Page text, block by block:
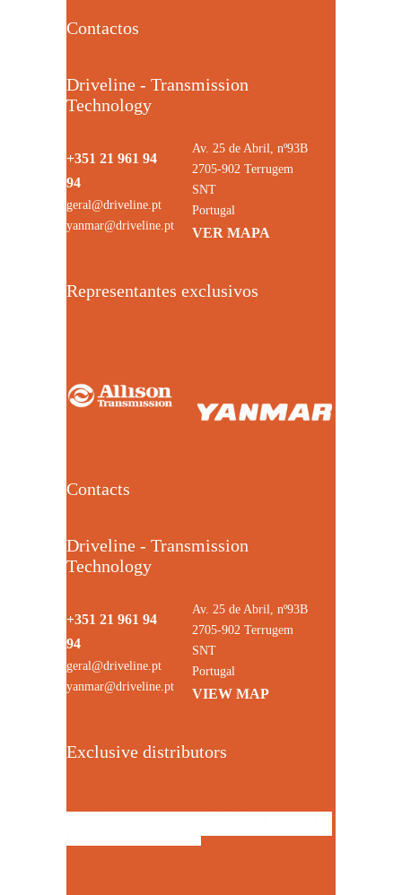
Contactos
Driveline - Transmission
Technology
+351 21 961 94
94
geral@driveline.pt
yanmar@driveline.pt
Av. 25 de Abril, nº93B
2705-902 Terrugem
SNT
Portugal
VER MAPA
Representantes exclusivos
Contacts
Driveline - Transmission
Technology
+351 21 961 94
94
geral@driveline.pt
yanmar@driveline.pt
Av. 25 de Abril, nº93B
2705-902 Terrugem
SNT
Portugal
VIEW MAP
Exclusive distributors